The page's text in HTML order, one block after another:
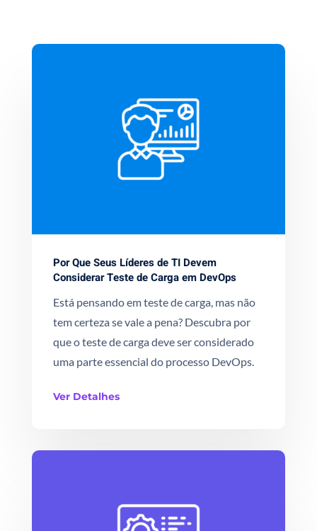
Por Que Seus Líderes de TI Devem
Considerar Teste de Carga em DevOps
Está pensando em teste de carga, mas não
tem certeza se vale a pena? Descubra por
que o teste de carga deve ser considerado
uma parte essencial do processo DevOps.
Ver Detalhes